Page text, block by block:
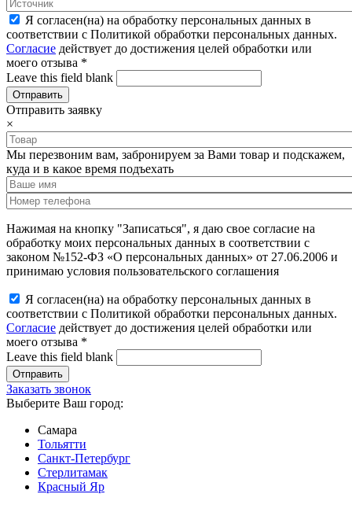
Я согласен(на) на обработку персональных данных в
соответствии с Политикой обработки персональных данных.
Согласие действует до достижения целей обработки или
моего отзыва *
Leave this field blank
Отправить заявку
×
Мы перезвоним вам, забронируем за Вами товар и подскажем,
куда и в какое время подъехать
Нажимая на кнопку "Записаться", я даю свое согласие на
обработку моих персональных данных в соответствии с
законом №152-ФЗ «О персональных данных» от 27.06.2006 и
принимаю условия пользовательского соглашения
Я согласен(на) на обработку персональных данных в
соответствии с Политикой обработки персональных данных.
Согласие действует до достижения целей обработки или
моего отзыва *
Leave this field blank
Заказать звонок
Выберите Ваш город:
Самара
Тольятти
Санкт-Петербург
Стерлитамак
Красный Яр